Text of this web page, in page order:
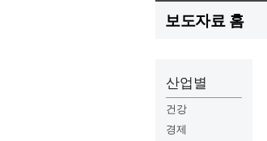
보도자료 홈
산업별
건강
경제